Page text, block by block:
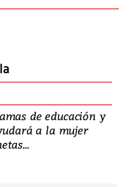
de educación y
a la mujer